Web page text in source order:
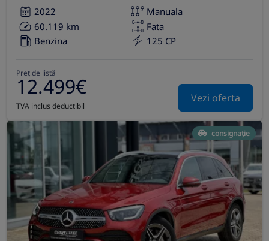
2022
Manuala
60.119 km
Fata
Benzina
125 CP
Preț de listă
12.499€
TVA inclus deductibil
Vezi oferta
consignație